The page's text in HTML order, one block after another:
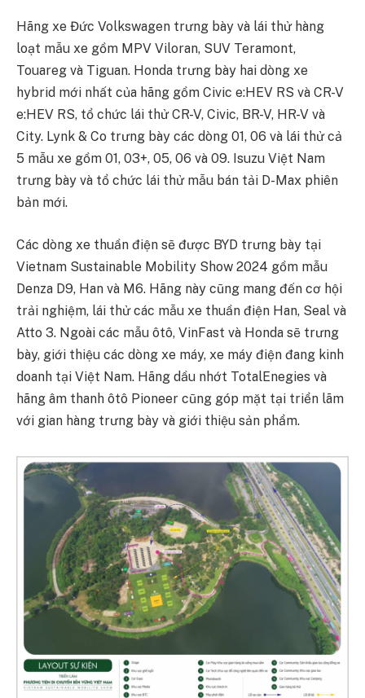
Hãng xe Đức Volkswagen trưng bày và lái thử hàng
loạt mẫu xe gồm MPV Viloran, SUV Teramont,
Touareg và Tiguan. Honda trưng bày hai dòng xe
hybrid mới nhất của hãng gồm Civic e:HEV RS và CR-V
e:HEV RS, tổ chức lái thử CR-V, Civic, BR-V, HR-V và
City. Lynk & Co trưng bày các dòng 01, 06 và lái thử cả
5 mẫu xe gồm 01, 03+, 05, 06 và 09. Isuzu Việt Nam
trưng bày và tổ chức lái thử mẫu bán tải D-Max phiên
bản mới.
Các dòng xe thuần điện sẽ được BYD trưng bày tại
Vietnam Sustainable Mobility Show 2024 gồm mẫu
Denza D9, Han và M6. Hãng này cũng mang đến cơ hội
trải nghiệm, lái thử các mẫu xe thuần điện Han, Seal và
Atto 3. Ngoài các mẫu ôtô, VinFast và Honda sẽ trưng
bày, giới thiệu các dòng xe máy, xe máy điện đang kinh
doanh tại Việt Nam. Hãng dầu nhớt TotalEnegies và
hãng âm thanh ôtô Pioneer cũng góp mặt tại triển lãm
với gian hàng trưng bày và giới thiệu sản phẩm.